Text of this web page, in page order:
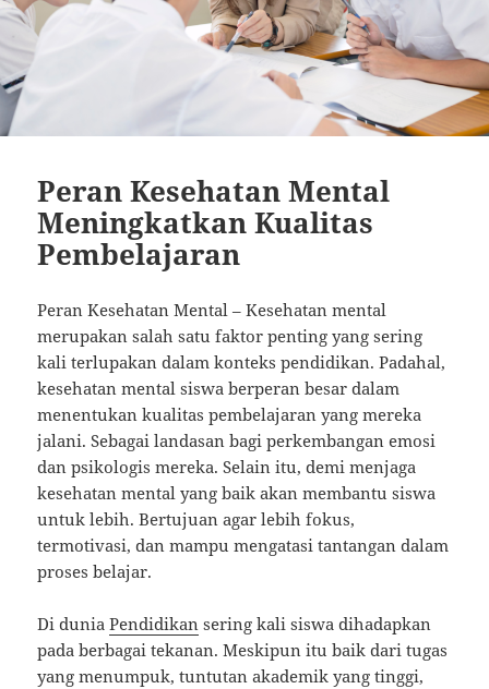
Peran Kesehatan Mental
Meningkatkan Kualitas
Pembelajaran
Peran Kesehatan Mental – Kesehatan mental
merupakan salah satu faktor penting yang sering
kali terlupakan dalam konteks pendidikan. Padahal,
kesehatan mental siswa berperan besar dalam
menentukan kualitas pembelajaran yang mereka
jalani. Sebagai landasan bagi perkembangan emosi
dan psikologis mereka. Selain itu, demi menjaga
kesehatan mental yang baik akan membantu siswa
untuk lebih. Bertujuan agar lebih fokus,
termotivasi, dan mampu mengatasi tantangan dalam
proses belajar.
Di duniaPendidikan sering kali siswa dihadapkan
pada berbagai tekanan. Meskipun itu baik dari tugas
yang menumpuk, tuntutan akademik yang tinggi,